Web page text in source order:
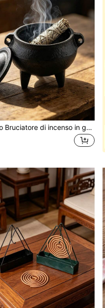
1 pezzo Bruciatore di incenso in ghisa con coperchio, portaincenso a tre gambe per salvia e palo santo, ciotola portatile per la purificazione della meditazione, purificazione dello spazio domestico, decorazione da scrivania vintage, ornamento rituale, adatto per yoga e uso spirituale interno